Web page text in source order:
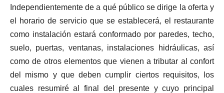
Independientemente de a qué público se dirige la oferta y
el horario de servicio que se establecerá, el restaurante
como instalación estará conformado por paredes, techo,
suelo, puertas, ventanas, instalaciones hidráulicas, así
como de otros elementos que vienen a tributar al confort
del mismo y que deben cumplir ciertos requisitos, los
cuales resumiré al final del presente y cuyo principal